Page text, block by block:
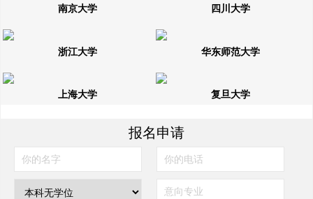
南京大学 四川大学
浙江大学 华东师范大学
上海大学 复旦大学
报名申请